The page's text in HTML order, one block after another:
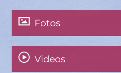
Fotos
Videos